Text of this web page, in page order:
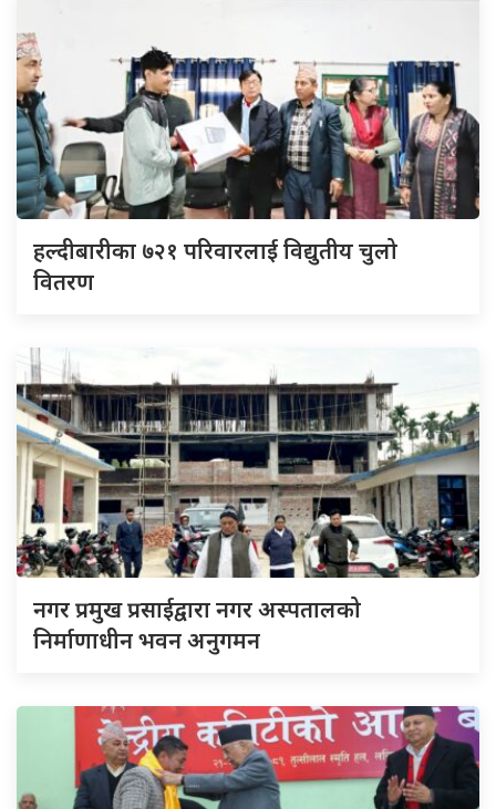
हल्दीबारीका ७२१ परिवारलाई विद्युतीय चुलो
वितरण
नगर प्रमुख प्रसाईद्वारा नगर अस्पतालको
निर्माणाधीन भवन अनुगमन